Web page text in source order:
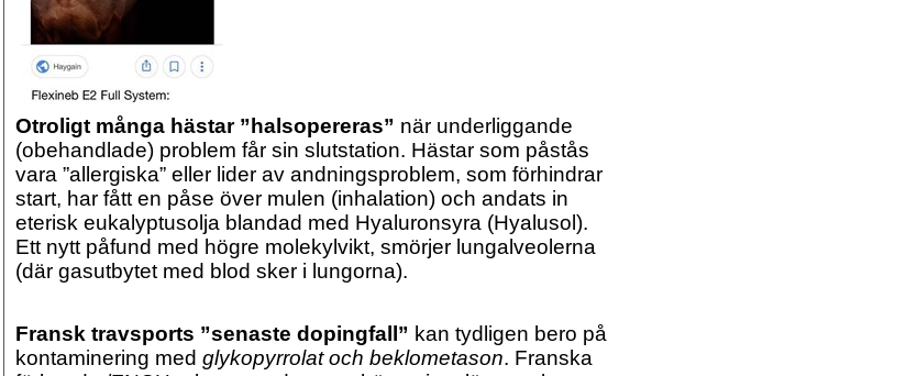
Otroligt många hästar ”halsopereras” när underliggande
(obehandlade) problem får sin slutstation. Hästar som påstås
vara ”allergiska” eller lider av andningsproblem, som förhindrar
start, har fått en påse över mulen (inhalation) och andats in
eterisk eukalyptusolja blandad med Hyaluronsyra (Hyalusol).
Ett nytt påfund med högre molekylvikt, smörjer lungalveolerna
(där gasutbytet med blod sker i lungorna).
Fransk travsports ”senaste dopingfall” kan tydligen bero på
kontaminering med glykopyrrolat och beklometason. Franska